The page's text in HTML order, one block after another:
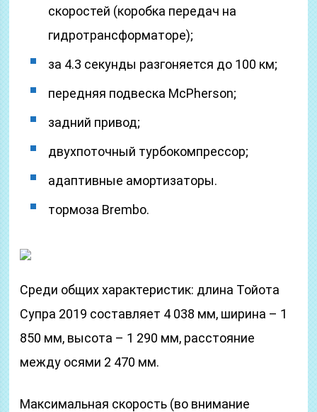
скоростей (коробка передач на
гидротрансформаторе);
за 4.3 секунды разгоняется до 100 км;
передняя подвеска McPherson;
задний привод;
двухпоточный турбокомпрессор;
адаптивные амортизаторы.
тормоза Brembo.
Среди общих характеристик: длина Тойота
Супра 2019 составляет 4 038 мм, ширина – 1
850 мм, высота – 1 290 мм, расстояние
между осями 2 470 мм.
Максимальная скорость (во внимание